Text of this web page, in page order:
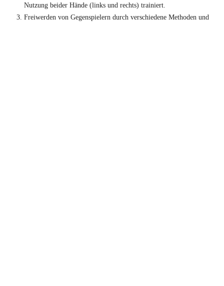
Nutzung beider Hände (links und rechts) trainiert.
Freiwerden von Gegenspielern durch verschiedene Methoden und